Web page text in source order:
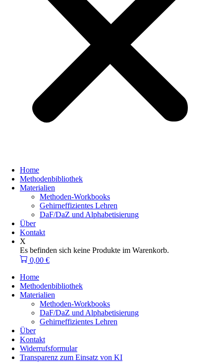
Home
Methodenbibliothek
Materialien
Methoden-Workbooks
Gehirneffizientes Lehren
DaF/DaZ und Alphabetisierung
Über
Kontakt
X
Es befinden sich keine Produkte im Warenkorb.
0,00 €
Home
Methodenbibliothek
Materialien
Methoden-Workbooks
DaF/DaZ und Alphabetisierung
Gehirneffizientes Lehren
Über
Kontakt
Widerrufsformular
Transparenz zum Einsatz von KI